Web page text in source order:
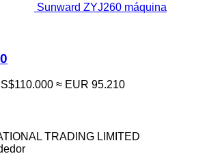
Sunward ZYJ260 máquina
≈ EUR 95.210
TRADING LIMITED